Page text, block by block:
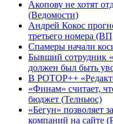
Акопову не хотят
(Ведомости)
Андрей Кокос
третьего номера
Спамеры начали
Бывший сотрудник
должен был быть
В РОТОР++
«Финам» считает,
бюджет (Телньюс)
«Бегун» позволяет
компаний на сайте